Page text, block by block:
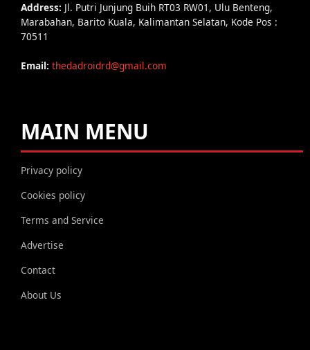
Address: Jl. Putri Junjung Buih RT03 RW01, Ulu Benteng,
Marabahan, Barito Kuala, Kalimantan Selatan, Kode Pos :
70511
Email: thedadroidrd@gmail.com
MAIN MENU
Privacy policy
Cookies policy
Terms and Service
Advertise
Contact
About Us